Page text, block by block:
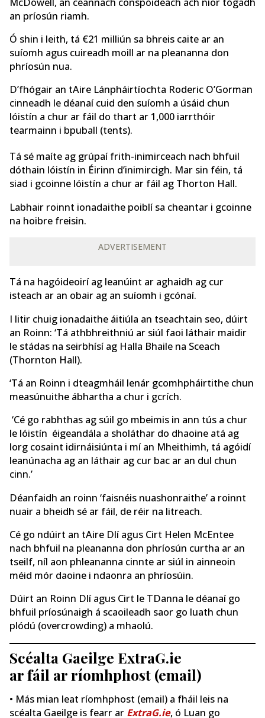
an príosún riamh.
Ó shin i leith, tá €21 milliún sa bhreis caite ar an
suíomh agus cuireadh moill ar na pleananna don
phríosún nua.
D’fhógair an tAire Lánpháirtíochta Roderic O’Gorman
cinneadh le déanaí cuid den suíomh a úsáid chun
lóistín a chur ar fáil do thart ar 1,000 iarrthóir
tearmainn i bpuball (tents).
Tá sé maíte ag grúpaí frith-inimirceach nach bhfuil
dóthain lóistín in Éirinn d’inimircigh. Mar sin féin, tá
siad i gcoinne lóistín a chur ar fáil ag Thorton Hall.
Labhair roinnt ionadaithe poiblí sa cheantar i gcoinne
na hoibre freisin.
ADVERTISEMENT
Tá na hagóideoirí ag leanúint ar aghaidh ag cur
isteach ar an obair ag an suíomh i gcónaí.
I litir chuig ionadaithe áitiúla an tseachtain seo, dúirt
an Roinn: ‘Tá athbhreithniú ar siúl faoi láthair maidir
le stádas na seirbhísí ag Halla Bhaile na Sceach
(Thornton Hall).
‘Tá an Roinn i dteagmháil lenár gcomhpháirtithe chun
measúnuithe ábhartha a chur i gcrích.
‘Cé go rabhthas ag súil go mbeimis in ann tús a chur
le lóistín éigeandála a sholáthar do dhaoine atá ag
lorg cosaint idirnáisiúnta i mí an Mheithimh, tá agóidí
leanúnacha ag an láthair ag cur bac ar an dul chun
cinn.’
Déanfaidh an roinn ‘faisnéis nuashonraithe’ a roinnt
nuair a bheidh sé ar fáil, de réir na litreach.
Cé go ndúirt an tAire Dlí agus Cirt Helen McEntee
nach bhfuil na pleananna don phríosún curtha ar an
tseilf, níl aon phleananna cinnte ar siúl in ainneoin
méid mór daoine i ndaonra an phríosúin.
Dúirt an Roinn Dlí agus Cirt le TDanna le déanaí go
bhfuil príosúnaigh á scaoileadh saor go luath chun
plódú (overcrowding) a mhaolú.
Scéalta Gaeilge ExtraG.ie
ar fáil ar ríomhphost (email)
• Más mian leat ríomhphost (email) a fháil leis na
scéalta Gaeilge is fearr ar ExtraG.ie, ó Luan go